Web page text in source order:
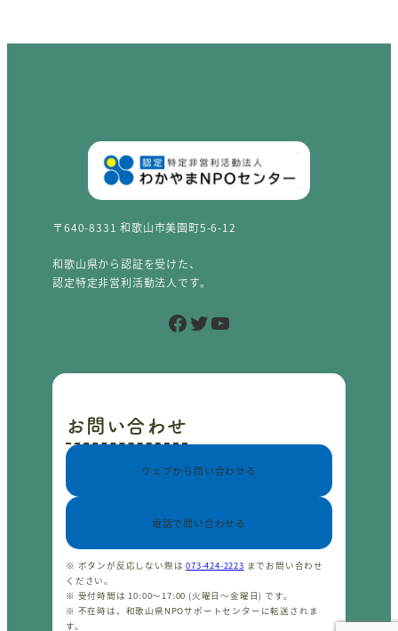
〒640-8331 和歌山市美園町5-6-12
和歌山県から認証を受けた、
認定特定非営利活動法人です。
Facebook Twitter YouTube
お問い合わせ
ウェブから問い合わせる
電話で問い合わせる
※ ボタンが反応しない際は073-424-2223 までお問い合わせ
ください。
※ 受付時間は 10:00〜17:00 (火曜日〜金曜日) です。
※ 不在時は、和歌山県NPOサポートセンターに転送されま
す。